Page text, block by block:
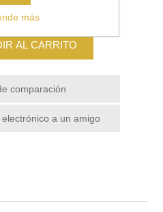
AL CARRITO
comparación
a un amigo
más